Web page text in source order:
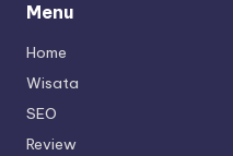
Menu
Home
Wisata
SEO
Review